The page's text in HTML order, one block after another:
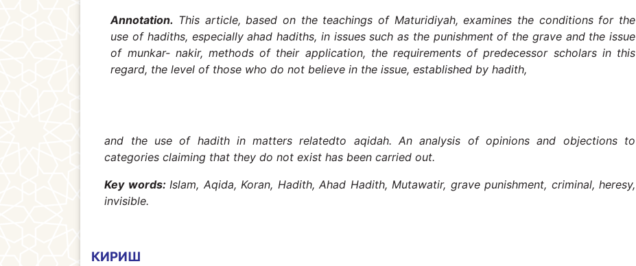
Annotation. This article, based on the teachings of Maturidiyah, examines the conditions for the
use of hadiths, especially ahad hadiths, in issues such as the punishment of the grave and the issue
of munkar- nakir, methods of their application, the requirements of predecessor scholars in this
regard, the level of those who do not believe in the issue, established by hadith,
and the use of hadith in matters relatedto aqidah. An analysis of opinions and objections to
categories claiming that they do not exist has been carried out.
Key words: Islam, Aqida, Koran, Hadith, Ahad Hadith, Mutawatir, grave punishment, criminal, heresy,
invisible.
КИРИШ